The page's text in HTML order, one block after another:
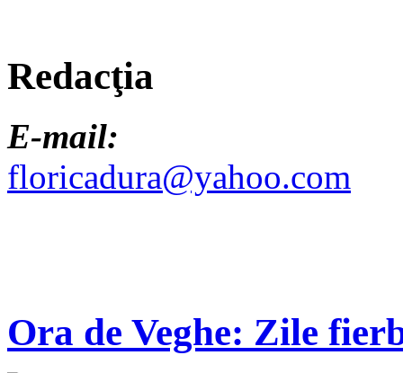
Redacţia
E-mail:
floricadura@yahoo.com
Ora de Veghe: Zile